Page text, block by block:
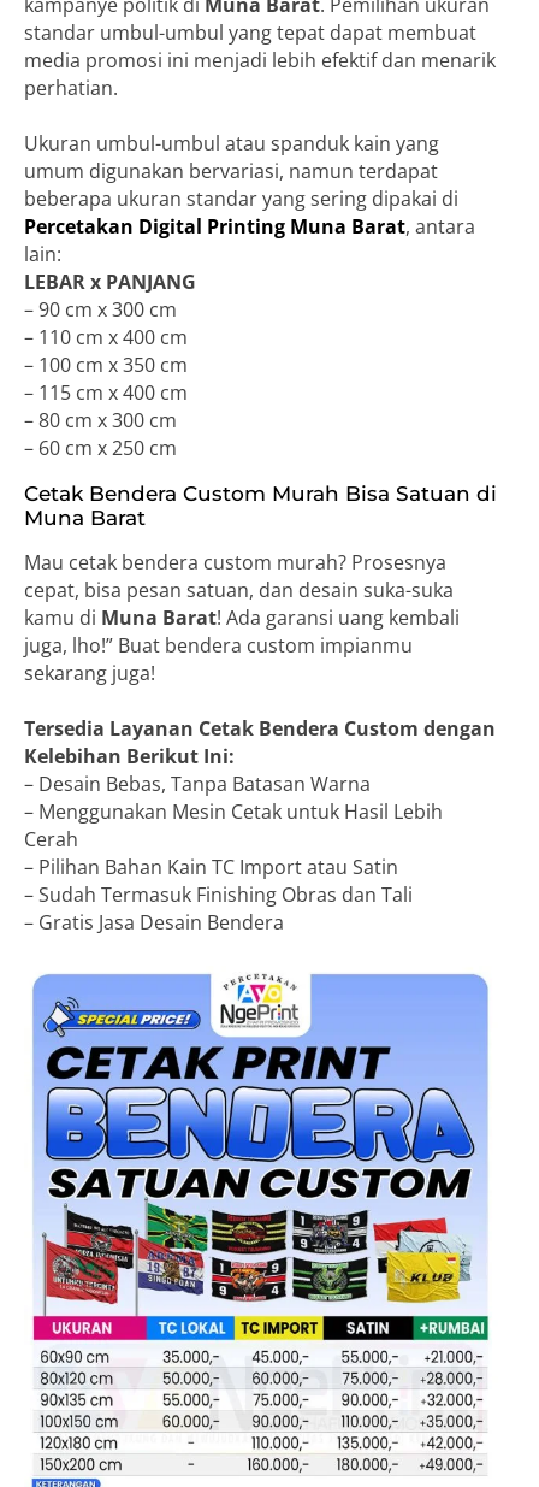
standar umbul-umbul yang tepat dapat membuat
media promosi ini menjadi lebih efektif dan menarik
perhatian.
Ukuran umbul-umbul atau spanduk kain yang
umum digunakan bervariasi, namun terdapat
beberapa ukuran standar yang sering dipakai di
Percetakan Digital Printing Muna Barat, antara
lain:
LEBAR x PANJANG
– 90 cm x 300 cm
– 110 cm x 400 cm
– 100 cm x 350 cm
– 115 cm x 400 cm
– 80 cm x 300 cm
– 60 cm x 250 cm
Cetak Bendera Custom Murah Bisa Satuan di
Muna Barat
Mau cetak bendera custom murah? Prosesnya
cepat, bisa pesan satuan, dan desain suka-suka
kamu di Muna Barat! Ada garansi uang kembali
juga, lho!” Buat bendera custom impianmu
sekarang juga!
Tersedia Layanan Cetak Bendera Custom dengan
Kelebihan Berikut Ini:
– Desain Bebas, Tanpa Batasan Warna
– Menggunakan Mesin Cetak untuk Hasil Lebih
Cerah
– Pilihan Bahan Kain TC Import atau Satin
– Sudah Termasuk Finishing Obras dan Tali
– Gratis Jasa Desain Bendera